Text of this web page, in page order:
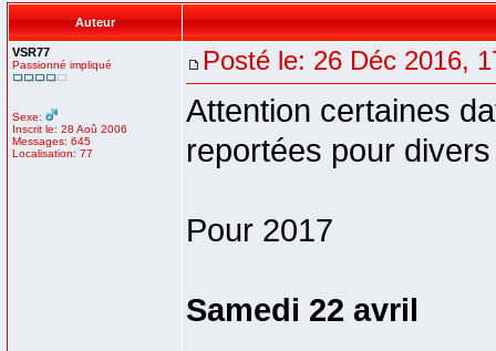
Auteur
VSR77
Passionné impliqué
Sexe:
Inscrit le: 28 Aoû 2006
Messages: 645
Localisation: 77
Posté le: 26 Déc 2016,
Attention certaines
reportées pour
Pour 2017
Samedi 22 avril